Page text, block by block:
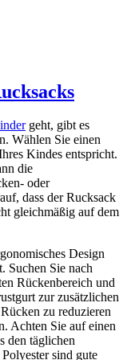
geht, gibt es
Wählen Sie einen
Kindes entspricht.
die
oder
dass der Rucksack
gleichmäßig auf dem
Design
Suchen Sie nach
Rückenbereich und
zur zusätzlichen
zu reduzieren
Achten Sie auf einen
den täglichen
sind gute